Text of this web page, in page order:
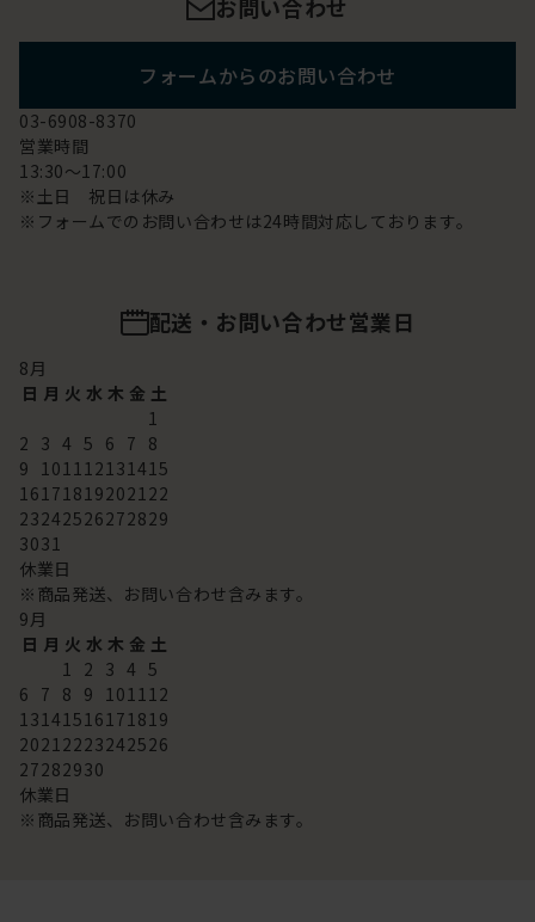
お問い合わせ
フォームからのお問い合わせ
03-6908-8370
営業時間
13:30～17:00
※土日 祝日は休み
※フォームでのお問い合わせは24時間対応しております。
配送・お問い合わせ営業日
8月
日 月 火 水 木 金 土
1
2 3 4 5 6 7 8
9 101112131415
16171819202122
23242526272829
3031
休業日
※商品発送、お問い合わせ含みます。
9月
日 月 火 水 木 金 土
1 2 3 4 5
6 7 8 9 101112
13141516171819
20212223242526
27282930
休業日
※商品発送、お問い合わせ含みます。